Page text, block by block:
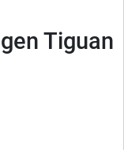
Tiguan